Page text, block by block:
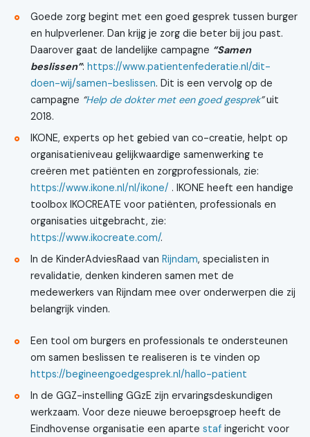
Goede zorg begint met een goed gesprek tussen burger
en hulpverlener. Dan krijg je zorg die beter bij jou past.
Daarover gaat de landelijke campagne “Samen
beslissen”: https://www.patientenfederatie.nl/dit-
doen-wij/samen-beslissen. Dit is een vervolg op de
campagne “Help de dokter met een goed gesprek”uit
2018.
IKONE, experts op het gebied van co-creatie, helpt op
organisatieniveau gelijkwaardige samenwerking te
creëren met patiënten en zorgprofessionals, zie:
https://www.ikone.nl/nl/ikone/ . IKONE heeft een handige
toolbox IKOCREATE voor patiënten, professionals en
organisaties uitgebracht, zie:
https://www.ikocreate.com/.
In de KinderAdviesRaad van Rijndam, specialisten in
revalidatie, denken kinderen samen met de
medewerkers van Rijndam mee over onderwerpen die zij
belangrijk vinden.
Een tool om burgers en professionals te ondersteunen
om samen beslissen te realiseren is te vinden op
https://begineengoedgesprek.nl/hallo-patient
In de GGZ-instelling GGzE zijn ervaringsdeskundigen
werkzaam. Voor deze nieuwe beroepsgroep heeft de
Eindhovense organisatie een aparte stafingericht voor